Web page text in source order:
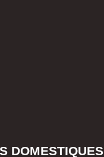
DOMESTIQUES